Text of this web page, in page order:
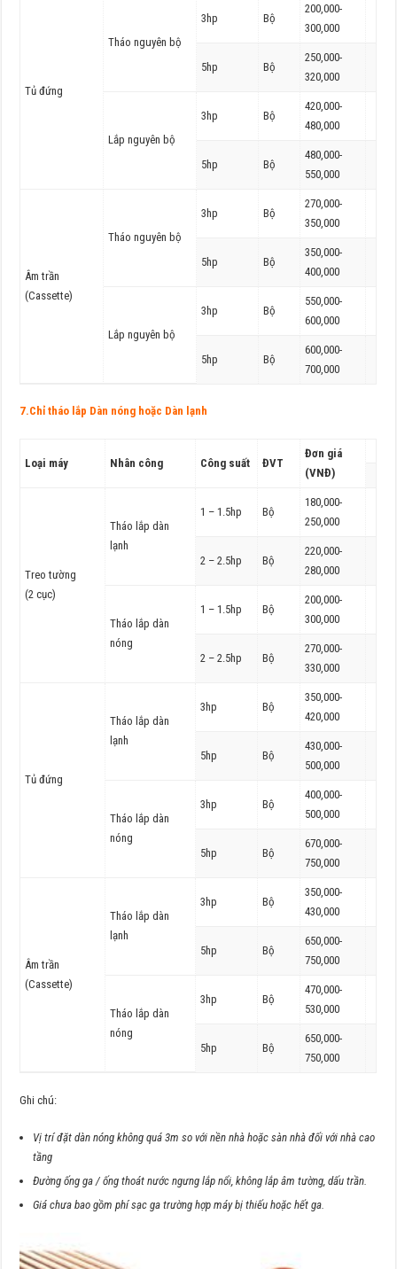
Tủ đứng
Tháo nguyên bộ
3hp Bộ
200,000-
300,000
5hp Bộ
250,000-
320,000
Lắp nguyên bộ
3hp Bộ
420,000-
480,000
5hp Bộ
480,000-
550,000
Âm trần
(Cassette)
Tháo nguyên bộ
3hp Bộ
270,000-
350,000
5hp Bộ
350,000-
400,000
Lắp nguyên bộ
3hp Bộ
550,000-
600,000
5hp Bộ
600,000-
700,000
7.Chỉ tháo lắp Dàn nóng hoặc Dàn lạnh
Loại máy Nhân công Công suất ĐVT
Đơn giá
(VNĐ)
Treo tường
(2 cục)
Tháo lắp dàn
lạnh
1 – 1.5hp Bộ
180,000-
250,000
2 – 2.5hp Bộ
220,000-
280,000
Tháo lắp dàn
nóng
1 – 1.5hp Bộ
200,000-
300,000
2 – 2.5hp Bộ
270,000-
330,000
Tủ đứng
Tháo lắp dàn
lạnh
3hp Bộ
350,000-
420,000
5hp Bộ
430,000-
500,000
Tháo lắp dàn
nóng
3hp Bộ
400,000-
500,000
5hp Bộ
670,000-
750,000
Âm trần
(Cassette)
Tháo lắp dàn
lạnh
3hp Bộ
350,000-
430,000
5hp Bộ
650,000-
750,000
Tháo lắp dàn
nóng
3hp Bộ
470,000-
530,000
5hp Bộ
650,000-
750,000
Ghi chú:
Vị trí đặt dàn nóng không quá 3m so với nền nhà hoặc sàn nhà đối với nhà cao
tầng
Đường ống ga / ống thoát nước ngưng lắp nổi, không lắp âm tường, dấu trần.
Giá chưa bao gồm phí sạc ga trường hợp máy bị thiếu hoặc hết ga.